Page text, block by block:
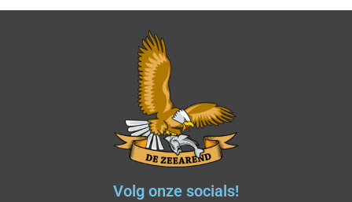
Volg onze socials!